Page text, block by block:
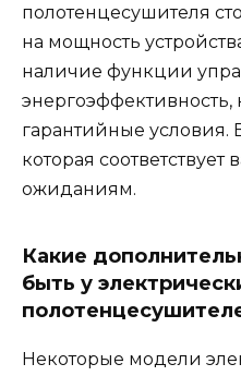
полотенцесушителя
на мощность
наличие функции
гарантийные условия.
которая
ожиданиям.
Какие
быть у
Некоторые модели